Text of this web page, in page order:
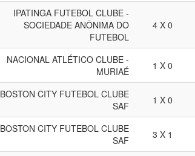
IPATINGA FUTEBOL CLUBE -
SOCIEDADE ANÔNIMA DO
FUTEBOL
4 X 0
NACIONAL ATLÉTICO CLUBE -
MURIAÉ
1 X 0
BOSTON CITY FUTEBOL CLUBE
SAF
1 X 0
BOSTON CITY FUTEBOL CLUBE
SAF
3 X 1